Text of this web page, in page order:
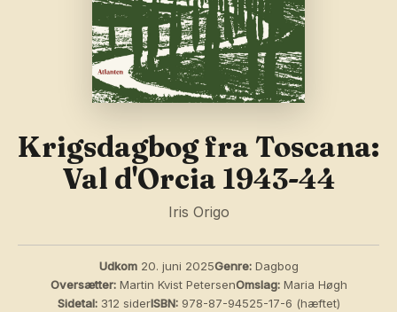
Krigsdagbog fra Toscana:
Val d'Orcia 1943-44
Iris Origo
Udkom20. juni 2025Genre:Dagbog
Oversætter:Martin Kvist PetersenOmslag:Maria Høgh
Sidetal:312 siderISBN:978-87-94525-17-6 (hæftet)